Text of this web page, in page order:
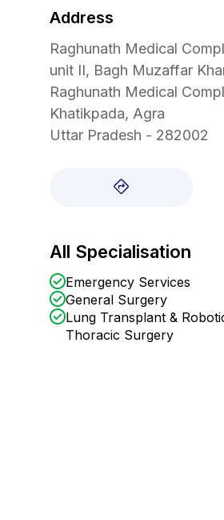
Address
Raghunath Medical
unit II, Bagh Muzaffar
Raghunath Medical
Khatikpada, Agra
Uttar Pradesh - 282002
All Specialisation
Emergency Services
General Surgery
Lung Transplant &
Thoracic Surgery